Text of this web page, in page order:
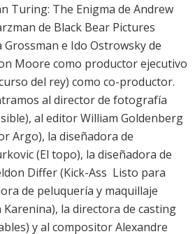
Turing: The Enigma de Andrew
de Black Bear Pictures
e Ido Ostrowsky de
Moore como productor ejecutivo
del rey) como co-productor.
al director de fotografía
al editor William Goldenberg
Argo), la diseñadora de
(El topo), la diseñadora de
Differ (Kick-Ass  Listo para
de peluquería y maquillaje
Karenina), la directora de casting
y al compositor Alexandre